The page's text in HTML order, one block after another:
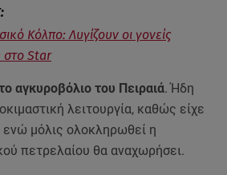
Κόλπο: Λυγίζουν οι γονείς
στο Star
αγκυροβόλιο του Πειραιά. Ήδη
λειτουργία, καθώς είχε
ενώ μόλις ολοκληρωθεί η
πετρελαίου θα αναχωρήσει.